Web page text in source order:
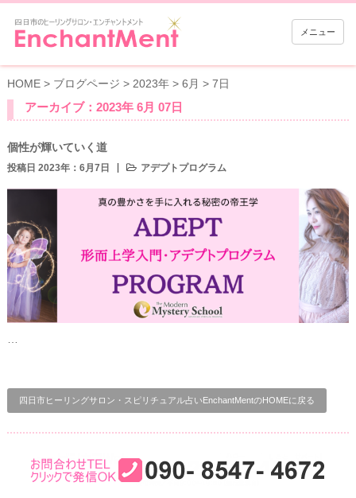
メニュー
HOME> ブログページ > 2023年> 6月 > 7日
アーカイブ：2023年 6月 07日
個性が輝いていく道
投稿日 2023年：6月7日 アデプトプログラム
…
四日市ヒーリングサロン・スピリチュアル占いEnchantMentのHOMEに戻る